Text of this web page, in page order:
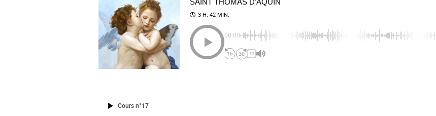
SAINT THOMAS D'AQUIN
3 H. 42 MIN.
00:00
1X
Cours n°17